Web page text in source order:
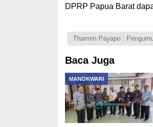
DPRP Papua Barat
Thamrin Payapo :
Baca Juga
MANOKWARI